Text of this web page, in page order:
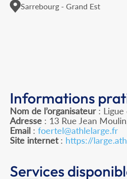
Sarrebourg - Grand Est
Informations
Nom de l’organisateur :
Adresse : 13 Rue Jean
Email : foertel@athlelarge.fr
Site internet: https://
Services